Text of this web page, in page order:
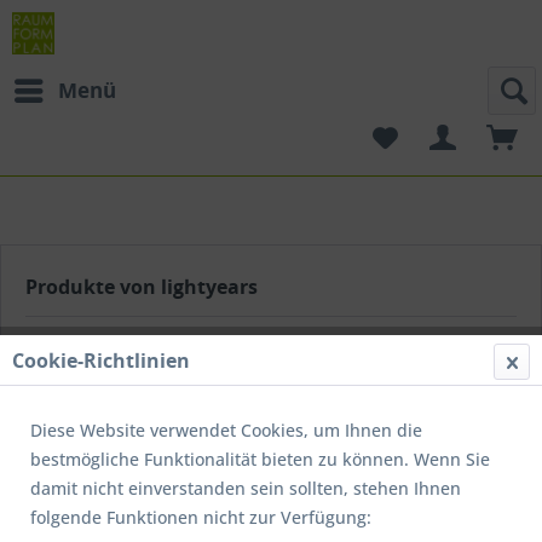
Menü
Produkte von lightyears
Dänemark. In enger Zusammenarbeit mit Designern und
Architekten entwickelt und produziert Lightyears hochwertige
Cookie-Richtlinien
Diese Website verwendet Cookies, um Ihnen die
bestmögliche Funktionalität bieten zu können. Wenn Sie
damit nicht einverstanden sein sollten, stehen Ihnen
folgende Funktionen nicht zur Verfügung: